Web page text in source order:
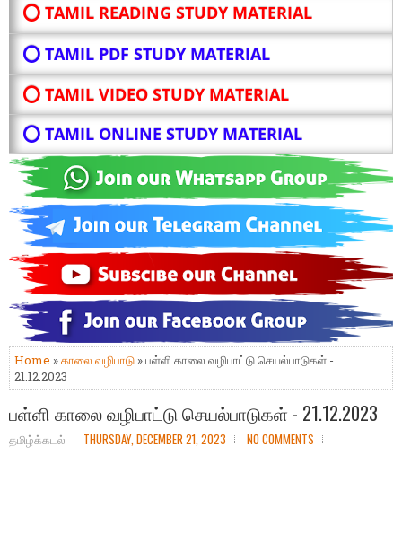
⭕ TAMIL READING STUDY MATERIAL
⭕ TAMIL PDF STUDY MATERIAL
⭕ TAMIL VIDEO STUDY MATERIAL
⭕ TAMIL ONLINE STUDY MATERIAL
Home »காலை வழிபாடு » பள்ளி காலை வழிபாட்டு செயல்பாடுகள் -
21.12.2023
பள்ளி காலை வழிபாட்டு செயல்பாடுகள் - 21.12.2023
தமிழ்க்கடல் THURSDAY, DECEMBER 21, 2023 NO COMMENTS